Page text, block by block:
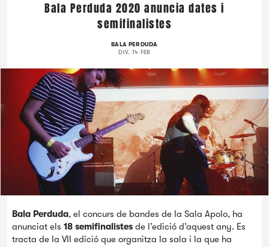
Bala Perduda 2020 anuncia dates i
semifinalistes
BALA PERDUDA
DIV. 14 FEB
Bala Perduda, el concurs de bandes de la Sala Apolo, ha
anunciat els 18 semifinalistes de l’edició d’aquest any. Es
tracta de la VII edició que organitza la sala i la que ha